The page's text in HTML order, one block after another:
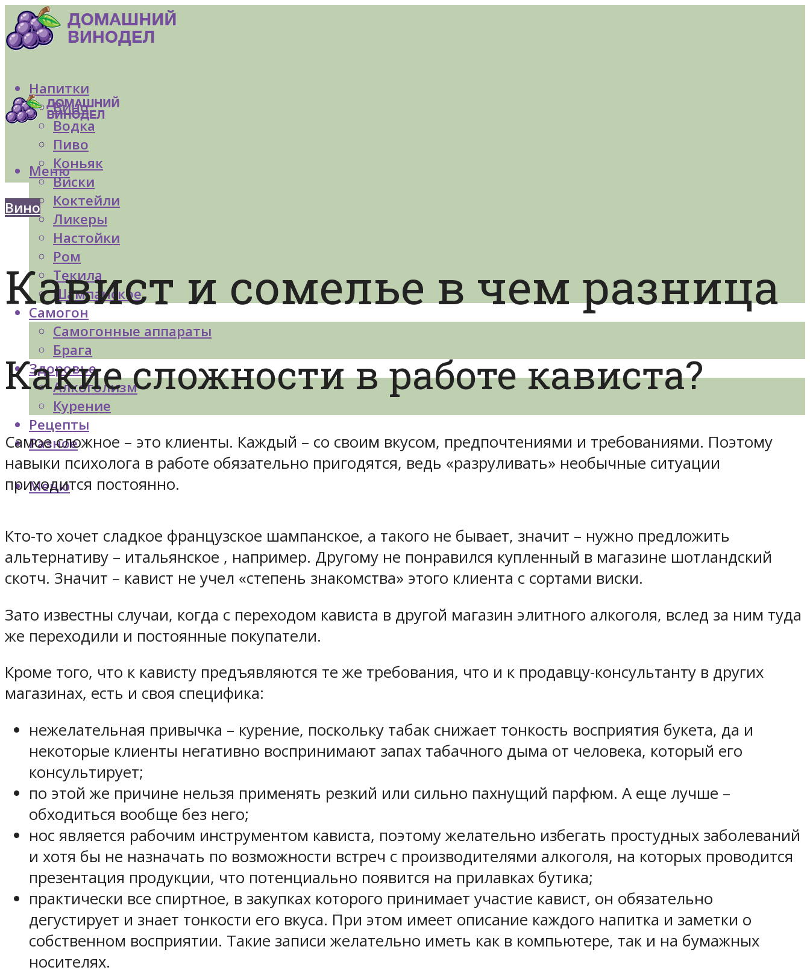
Напитки
Вино
Водка
Пиво
Коньяк
Виски
Коктейли
Ликеры
Настойки
Ром
Текила
Шампанское
Самогон
Самогонные аппараты
Брага
Здоровье
Алкоголизм
Курение
Рецепты
Разное
Меню
Меню
Вино
Кавист и сомелье в чем разница
Какие сложности в работе кависта?
Самое сложное – это клиенты. Каждый – со своим вкусом, предпочтениями и требованиями. Поэтому
навыки психолога в работе обязательно пригодятся, ведь «разруливать» необычные ситуации
приходится постоянно.
Кто-то хочет сладкое французское шампанское, а такого не бывает, значит – нужно предложить
альтернативу – итальянское , например. Другому не понравился купленный в магазине шотландский
скотч. Значит – кавист не учел «степень знакомства» этого клиента с сортами виски.
Зато известны случаи, когда с переходом кависта в другой магазин элитного алкоголя, вслед за ним туда
же переходили и постоянные покупатели.
Кроме того, что к кависту предъявляются те же требования, что и к продавцу-консультанту в других
магазинах, есть и своя специфика:
нежелательная привычка – курение, поскольку табак снижает тонкость восприятия букета, да и
некоторые клиенты негативно воспринимают запах табачного дыма от человека, который его
консультирует;
по этой же причине нельзя применять резкий или сильно пахнущий парфюм. А еще лучше –
обходиться вообще без него;
нос является рабочим инструментом кависта, поэтому желательно избегать простудных заболеваний
и хотя бы не назначать по возможности встреч с производителями алкоголя, на которых проводится
презентация продукции, что потенциально появится на прилавках бутика;
практически все спиртное, в закупках которого принимает участие кавист, он обязательно
дегустирует и знает тонкости его вкуса. При этом имеет описание каждого напитка и заметки о
собственном восприятии. Такие записи желательно иметь как в компьютере, так и на бумажных
носителях.